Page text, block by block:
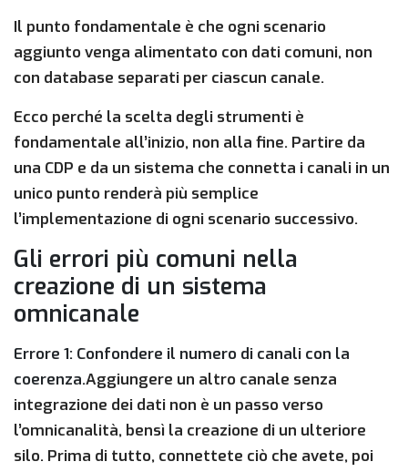
Il punto fondamentale è che ogni scenario
aggiunto venga alimentato con dati comuni, non
con database separati per ciascun canale.
Ecco perché la scelta degli strumenti è
fondamentale all’inizio, non alla fine. Partire da
una CDP e da un sistema che connetta i canali in un
unico punto renderà più semplice
l’implementazione di ogni scenario successivo.
Gli errori più comuni nella
creazione di un sistema
omnicanale
Errore 1: Confondere il numero di canali con la
coerenza.Aggiungere un altro canale senza
integrazione dei dati non è un passo verso
l’omnicanalità, bensì la creazione di un ulteriore
silo. Prima di tutto, connettete ciò che avete, poi